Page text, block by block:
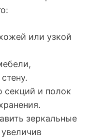
или узкой
секций и полок
зеркальные